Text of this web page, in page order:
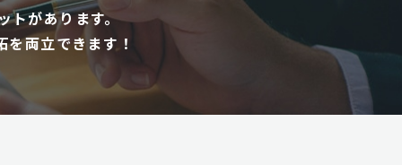
トがあります。
両立できます！